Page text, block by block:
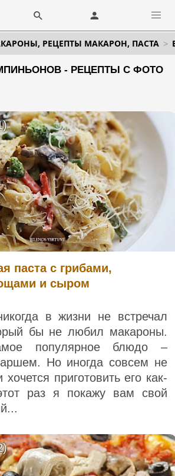
РЕЦЕПТЫ МАКАРОН, ПАСТА
- РЕЦЕПТЫ С ФОТО
паста с грибами,
и сыром
в жизни не встречал
бы не любил макароны.
популярное блюдо –
Но иногда совсем не
приготовить его как-
раз я покажу вам свой